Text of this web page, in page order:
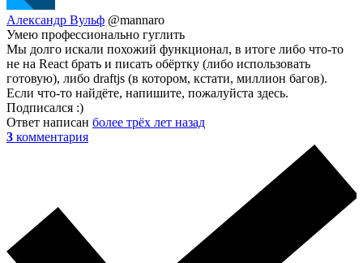
Александр Вульф @mannaro
Умею профессионально гуглить
Мы долго искали похожий функционал, в итоге либо что-то
не на React брать и писать обёртку (либо использовать
готовую), либо draftjs (в котором, кстати, миллион багов).
Если что-то найдёте, напишите, пожалуйста здесь.
Подписался :)
Ответ написан более трёх лет назад
3 комментария